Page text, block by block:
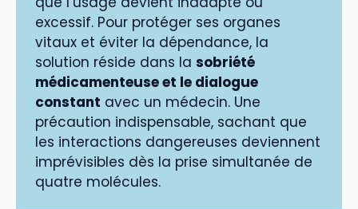
excessif. Pour protéger ses organes
vitaux et éviter la dépendance, la
solution réside dans la sobriété
médicamenteuse et le dialogue
constant avec un médecin. Une
précaution indispensable, sachant que
les interactions dangereuses deviennent
imprévisibles dès la prise simultanée de
quatre molécules.